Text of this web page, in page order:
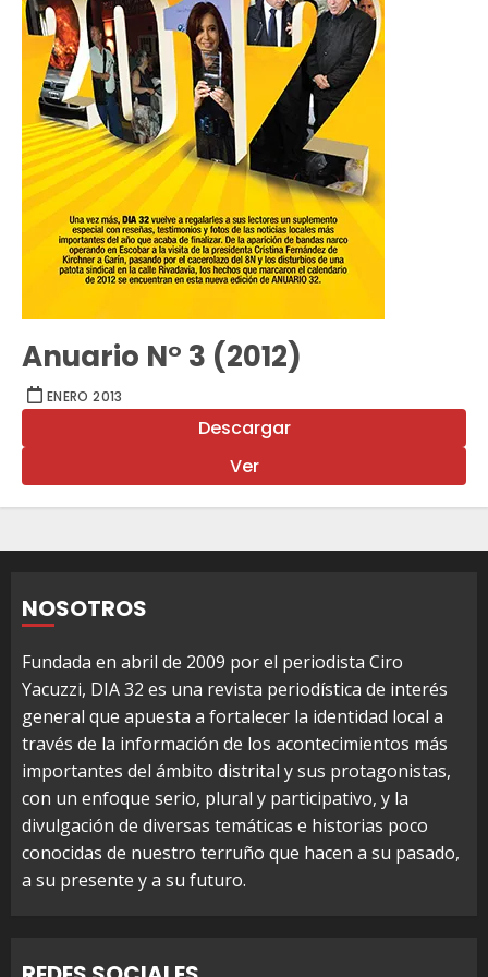
Anuario N° 3 (2012)
ENERO 2013
Descargar
Ver
NOSOTROS
Fundada en abril de 2009 por el periodista Ciro
Yacuzzi, DIA 32 es una revista periodística de interés
general que apuesta a fortalecer la identidad local a
través de la información de los acontecimientos más
importantes del ámbito distrital y sus protagonistas,
con un enfoque serio, plural y participativo, y la
divulgación de diversas temáticas e historias poco
conocidas de nuestro terruño que hacen a su pasado,
a su presente y a su futuro.